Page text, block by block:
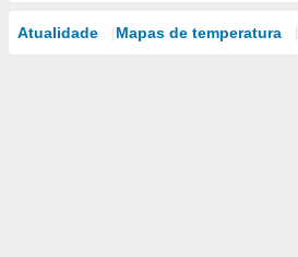
Atualidade Mapas de temperatura